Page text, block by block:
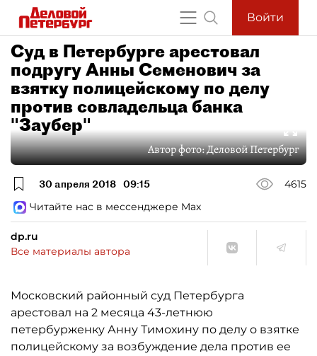
Войти
Суд в Петербурге арестовал
подругу Анны Семенович за
взятку полицейскому по делу
против совладельца банка
"Заубер"
Автор фото:Деловой Петербург
30 апреля 2018 09:15
4615
Читайте нас в мессенджере Max
dp.ru
Все материалы автора
Московский районный суд Петербурга
арестовал на 2 месяца 43-летнюю
петербурженку Анну Тимохину по делу о взятке
полицейскому за возбуждение дела против ее